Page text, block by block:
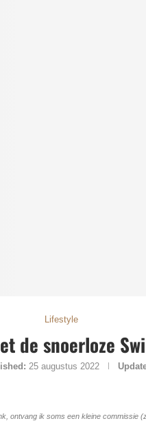
Lifestyle
de snoerloze
25 augustus 2022
ontvang ik soms een kleine commissie